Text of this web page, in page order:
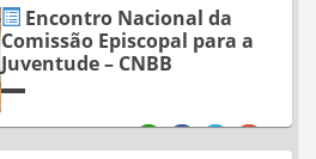
Encontro Nacional da
Comissão Episcopal para a
Juventude – CNBB